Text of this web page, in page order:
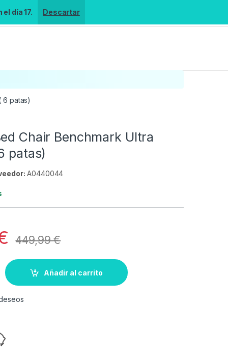
día 17. Descartar
6 patas)
Chair Benchmark Ultra
patas)
A0440044
449,99€
Añadir al carrito